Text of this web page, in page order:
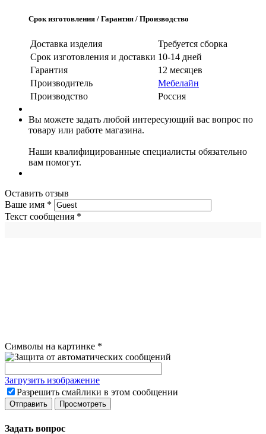
Срок изготовления / Гарантия / Производство
Доставка изделия
Требуется сборка
Срок изготовления и доставки 10-14 дней
Гарантия
12 месяцев
Производитель
Мебелайн
Производство
Россия
Вы можете задать любой интересующий вас вопрос по
товару или работе магазина.
Наши квалифицированные специалисты обязательно
вам помогут.
Оставить отзыв
Ваше имя *
Текст сообщения *
Символы на картинке *
Загрузить изображение
Разрешить смайлики в этом сообщении
Задать вопрос